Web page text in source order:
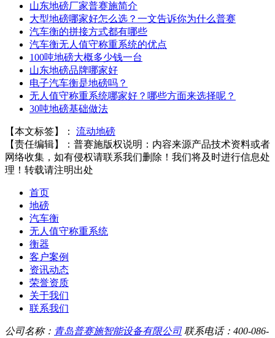
山东地磅厂家普赛施简介
大型地磅哪家好怎么选？一文告诉你为什么普赛
汽车衡的拼接方式都有哪些
汽车衡无人值守称重系统的优点
100吨地磅大概多少钱一台
山东地磅品牌哪家好
电子汽车衡是地磅吗？
无人值守称重系统哪家好？哪些方面来选择呢？
30吨地磅基础做法
【本文标签】： 流动地磅
【责任编辑】： 普赛施版权说明：内容来源产品技术资料或者
网络收集，如有侵权请联系我们删除！我们将及时进行信息处
理！转载请注明出处
首页
地磅
汽车衡
无人值守称重系统
衡器
客户案例
资讯动态
荣誉资质
关于我们
联系我们
公司名称： 青岛普赛施智能设备有限公司 联系电话：400-086-